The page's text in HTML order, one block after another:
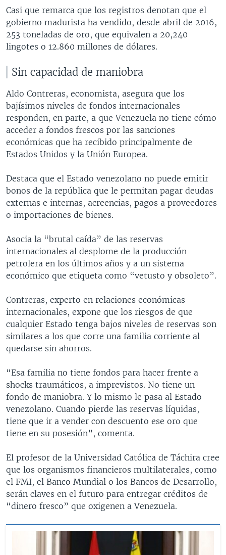
Casi que remarca que los registros denotan que el
gobierno madurista ha vendido, desde abril de 2016,
253 toneladas de oro, que equivalen a 20,240
lingotes o 12.860 millones de dólares.
Sin capacidad de maniobra
Aldo Contreras, economista, asegura que los
bajísimos niveles de fondos internacionales
responden, en parte, a que Venezuela no tiene cómo
acceder a fondos frescos por las sanciones
económicas que ha recibido principalmente de
Estados Unidos y la Unión Europea.
Destaca que el Estado venezolano no puede emitir
bonos de la república que le permitan pagar deudas
externas e internas, acreencias, pagos a proveedores
o importaciones de bienes.
Asocia la “brutal caída” de las reservas
internacionales al desplome de la producción
petrolera en los últimos años y a un sistema
económico que etiqueta como “vetusto y obsoleto”.
Contreras, experto en relaciones económicas
internacionales, expone que los riesgos de que
cualquier Estado tenga bajos niveles de reservas son
similares a los que corre una familia corriente al
quedarse sin ahorros.
“Esa familia no tiene fondos para hacer frente a
shocks traumáticos, a imprevistos. No tiene un
fondo de maniobra. Y lo mismo le pasa al Estado
venezolano. Cuando pierde las reservas líquidas,
tiene que ir a vender con descuento ese oro que
tiene en su posesión”, comenta.
El profesor de la Universidad Católica de Táchira cree
que los organismos financieros multilaterales, como
el FMI, el Banco Mundial o los Bancos de Desarrollo,
serán claves en el futuro para entregar créditos de
“dinero fresco” que oxigenen a Venezuela.